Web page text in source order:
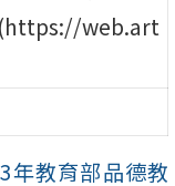
(https://web.art
年教育部品德教